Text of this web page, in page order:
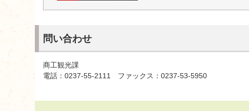
問い合わせ
商工観光課
電話：0237-55-2111 ファックス：0237-53-5950